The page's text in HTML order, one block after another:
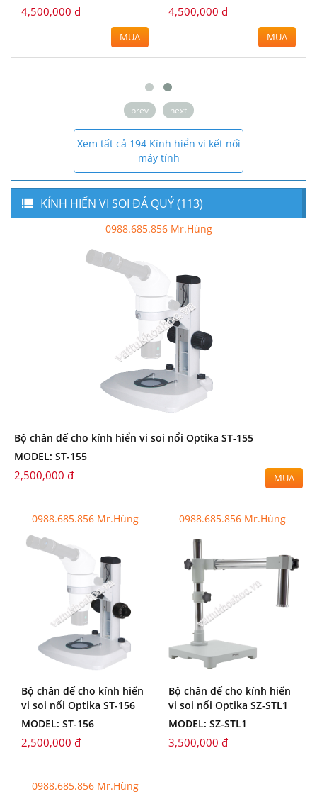
4,500,000 đ
MUA
4,500,000 đ
MUA
prev next
Xem tất cả 194 Kính hiển vi kết nối
máy tính
KÍNH HIỂN VI SOI ĐÁ QUÝ (113)
0988.685.856 Mr.Hùng
Bộ chân đế cho kính hiển vi soi nổi Optika ST-155
MODEL: ST-155
2,500,000 đ MUA
0988.685.856 Mr.Hùng
Bộ chân đế cho kính hiển
vi soi nổi Optika ST-156
MODEL: ST-156
2,500,000 đ
0988.685.856 Mr.Hùng
Bộ chân đế cho kính hiển
vi soi nổi Optika SZ-STL1
MODEL: SZ-STL1
3,500,000 đ
0988.685.856 Mr.Hùng